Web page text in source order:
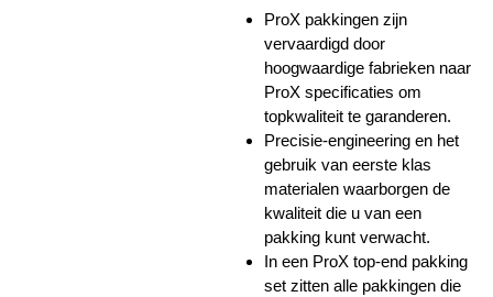
ProX pakkingen zijn
vervaardigd door
hoogwaardige fabrieken naar
ProX specificaties om
topkwaliteit te garanderen.
Precisie-engineering en het
gebruik van eerste klas
materialen waarborgen de
kwaliteit die u van een
pakking kunt verwacht.
In een ProX top-end pakking
set zitten alle pakkingen die